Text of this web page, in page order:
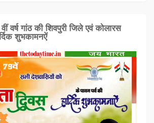
वर्ष गांठ की शिवपुरी जिले एवं कोलारस
शुभकामनऐं